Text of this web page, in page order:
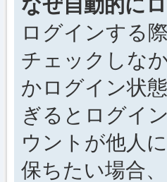
ログインする
チェックしな
かログイン状
ぎるとログイ
ウントが他人
保ちたい場合